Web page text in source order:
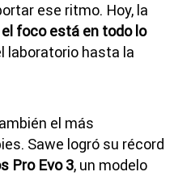
ese ritmo. Hoy, la
el foco está en todo lo
laboratorio hasta la
el más
Sawe logró su récord
Pro Evo 3, un modelo